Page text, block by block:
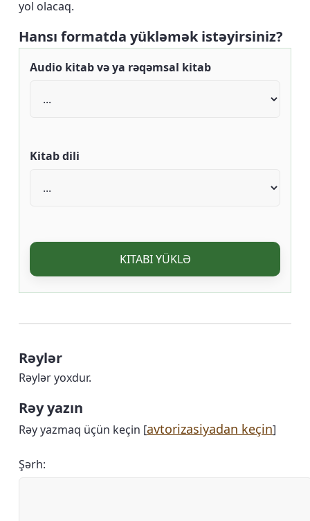
yol olacaq.
Hansı formatda yükləmək istəyirsiniz?
Audio kitab və ya rəqəmsal kitab
Kitab dili
KITABI YÜKLƏ
Rəylər
Rəylər yoxdur.
Rəy yazın
Rəy yazmaq üçün keçin [avtorizasiyadan keçin]
Şərh: